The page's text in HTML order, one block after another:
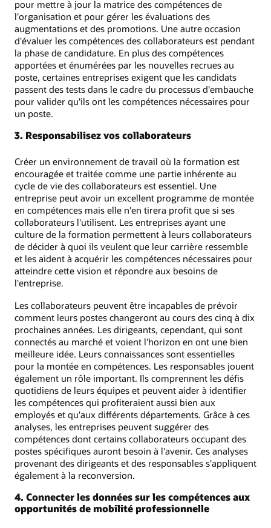
pour mettre à jour la matrice des compétences de
l'organisation et pour gérer les évaluations des
augmentations et des promotions. Une autre occasion
d'évaluer les compétences des collaborateurs est pendant
la phase de candidature. En plus des compétences
apportées et énumérées par les nouvelles recrues au
poste, certaines entreprises exigent que les candidats
passent des tests dans le cadre du processus d'embauche
pour valider qu'ils ont les compétences nécessaires pour
un poste.
3. Responsabilisez vos collaborateurs
Créer un environnement de travail où la formation est
encouragée et traitée comme une partie inhérente au
cycle de vie des collaborateurs est essentiel. Une
entreprise peut avoir un excellent programme de montée
en compétences mais elle n'en tirera profit que si ses
collaborateurs l'utilisent. Les entreprises ayant une
culture de la formation permettent à leurs collaborateurs
de décider à quoi ils veulent que leur carrière ressemble
et les aident à acquérir les compétences nécessaires pour
atteindre cette vision et répondre aux besoins de
l'entreprise.
Les collaborateurs peuvent être incapables de prévoir
comment leurs postes changeront au cours des cinq à dix
prochaines années. Les dirigeants, cependant, qui sont
connectés au marché et voient l'horizon en ont une bien
meilleure idée. Leurs connaissances sont essentielles
pour la montée en compétences. Les responsables jouent
également un rôle important. Ils comprennent les défis
quotidiens de leurs équipes et peuvent aider à identifier
les compétences qui profiteraient aussi bien aux
employés et qu'aux différents départements. Grâce à ces
analyses, les entreprises peuvent suggérer des
compétences dont certains collaborateurs occupant des
postes spécifiques auront besoin à l'avenir. Ces analyses
provenant des dirigeants et des responsables s'appliquent
également à la reconversion.
4. Connecter les données sur les compétences aux
opportunités de mobilité professionnelle